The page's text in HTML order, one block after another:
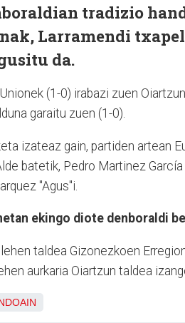
tradizio
Larramendi
da.
(1-0) irabazi zuen
garaitu zuen (1-0).
izateaz gain, partiden artean
batetik, Pedro Martinez
"Agus"i.
ekingo diote denboraldi
taldea Gizonezkoen
aurkaria Oiartzun taldea